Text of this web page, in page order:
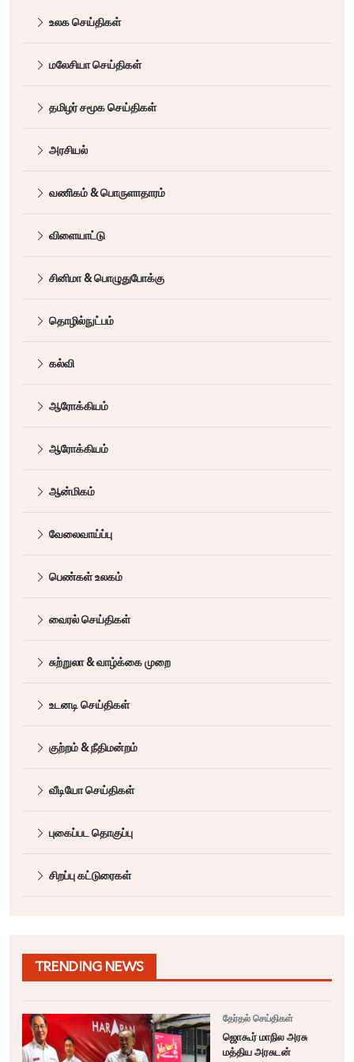
உலக செய்திகள்
மலேசியா செய்திகள்
தமிழர் சமூக செய்திகள்
அரசியல்
வணிகம் & பொருளாதாரம்
விளையாட்டு
சினிமா & பொழுதுபோக்கு
தொழில்நுட்பம்
கல்வி
ஆரோக்கியம்
ஆரோக்கியம்
ஆன்மிகம்
வேலைவாய்ப்பு
பெண்கள் உலகம்
வைரல் செய்திகள்
சுற்றுலா & வாழ்க்கை முறை
உடனடி செய்திகள்
குற்றம் & நீதிமன்றம்
வீடியோ செய்திகள்
புகைப்பட தொகுப்பு
சிறப்பு கட்டுரைகள்
TRENDING NEWS
தேர்தல் செய்திகள்
ஜொகூர் மாநில அரசு
மத்திய அரசுடன்